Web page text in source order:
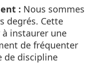
: Nous sommes
degrés. Cette
instaurer une
de fréquenter
de discipline